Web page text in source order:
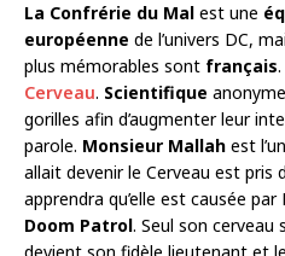
La Confrérie du Mal est une
européenne de l’univers DC,
plus mémorables sont français
Cerveau. Scientifique
gorilles afin d’augmenter leur
parole. Monsieur Mallah est
allait devenir le Cerveau est pris
apprendra qu’elle est causée par
Doom Patrol. Seul son cerveau